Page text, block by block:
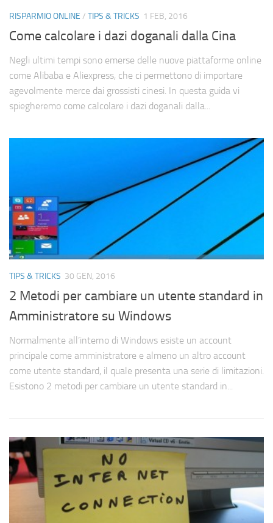
RISPARMIO ONLINE / TIPS & TRICKS 1 FEB, 2016
Come calcolare i dazi doganali dalla Cina
Negli ultimi tempi sono emerse delle nuove piattaforme online
come Alibaba e Aliexpress, che ci permettono di importare
agevolmente merce dai grossisti cinesi. In questa guida vi
spiegheremo come calcolare i dazi doganali dalla...
TIPS & TRICKS 30 GEN, 2016
2 Metodi per cambiare un utente standard in
Amministratore su Windows
Normalmente all’interno di Windows esiste un account
principale come amministratore e almeno un altro account
come utente standard, il quale presenta una serie di limitazioni.
Esistono 2 metodi per cambiare un utente standard in...